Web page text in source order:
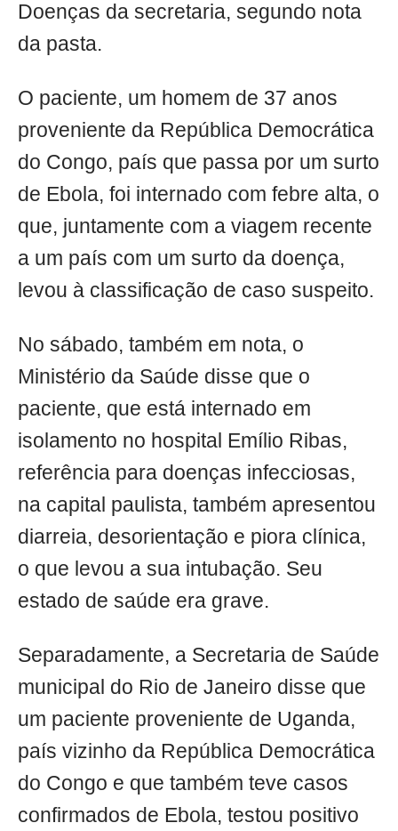
Doenças da secretaria, segundo nota
da pasta.
O paciente, um homem de 37 anos
proveniente da República Democrática
do Congo, país que passa por um surto
de Ebola, foi internado com febre alta, o
que, juntamente com a viagem recente
a um país com um surto da doença,
levou à classificação de caso suspeito.
No sábado, também em nota, o
Ministério da Saúde disse que o
paciente, que está internado em
isolamento no hospital Emílio Ribas,
referência para doenças infecciosas,
na capital paulista, também apresentou
diarreia, desorientação e piora clínica,
o que levou a sua intubação. Seu
estado de saúde era grave.
Separadamente, a Secretaria de Saúde
municipal do Rio de Janeiro disse que
um paciente proveniente de Uganda,
país vizinho da República Democrática
do Congo e que também teve casos
confirmados de Ebola, testou positivo